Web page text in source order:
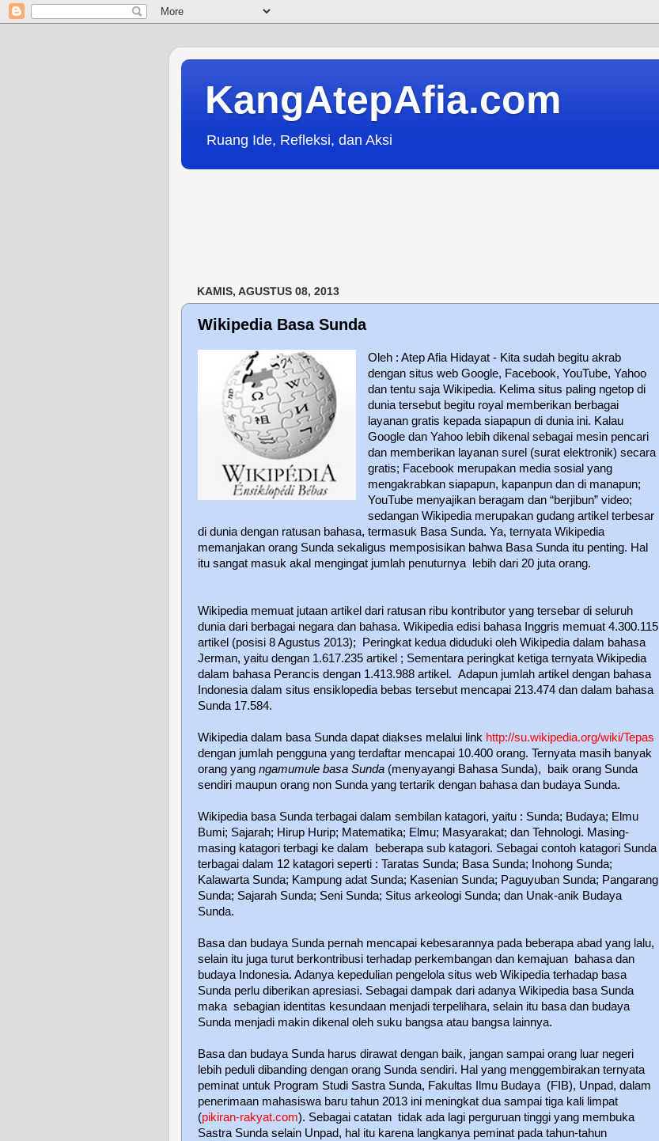
KangAtepAfia.com
Ruang Ide, Refleksi, dan Aksi
KAMIS, AGUSTUS 08, 2013
Wikipedia Basa Sunda
Oleh : Atep Afia Hidayat - Kita sudah begitu akrab
dengan situs web Google, Facebook, YouTube, Yahoo
dan tentu saja Wikipedia. Kelima situs paling ngetop di
dunia tersebut begitu royal memberikan berbagai
layanan gratis kepada siapapun di dunia ini. Kalau
Google dan Yahoo lebih dikenal sebagai mesin pencari
dan memberikan layanan surel (surat elektronik) secara
gratis; Facebook merupakan media sosial yang
mengakrabkan siapapun, kapanpun dan di manapun;
YouTube menyajikan beragam dan “berjibun” video;
sedangan Wikipedia merupakan gudang artikel terbesar
di dunia dengan ratusan bahasa, termasuk Basa Sunda. Ya, ternyata Wikipedia
memanjakan orang Sunda sekaligus memposisikan bahwa Basa Sunda itu penting. Hal
itu sangat masuk akal mengingat jumlah penuturnya lebih dari 20 juta orang.
Wikipedia memuat jutaan artikel dari ratusan ribu kontributor yang tersebar di seluruh
dunia dari berbagai negara dan bahasa. Wikipedia edisi bahasa Inggris memuat 4.300.115
artikel (posisi 8 Agustus 2013);
Peringkat kedua diduduki oleh Wikipedia dalam bahasa
Jerman, yaitu dengan 1.617.235 artikel ; Sementara peringkat ketiga ternyata Wikipedia
dalam bahasa Perancis dengan 1.413.988 artikel. Adapun jumlah artikel dengan bahasa
Indonesia dalam situs ensiklopedia bebas tersebut mencapai 213.474 dan dalam bahasa
Sunda 17.584.
Wikipedia dalam basa Sunda dapat diakses melalui link http://su.wikipedia.org/wiki/Tepas
dengan jumlah pengguna yang terdaftar mencapai 10.400 orang. Ternyata masih banyak
orang yang ngamumule basa Sunda (menyayangi Bahasa Sunda),
baik orang Sunda
sendiri maupun orang non Sunda yang tertarik dengan bahasa dan budaya Sunda.
Wikipedia basa Sunda terbagai dalam sembilan katagori, yaitu : Sunda; Budaya; Elmu
Bumi; Sajarah; Hirup Hurip; Matematika; Elmu; Masyarakat; dan Tehnologi. Masing-
masing katagori terbagi ke dalam
beberapa sub katagori. Sebagai contoh katagori Sunda
terbagai dalam 12 katagori seperti : Taratas Sunda; Basa Sunda; Inohong Sunda;
Kalawarta Sunda; Kampung adat Sunda; Kasenian Sunda; Paguyuban Sunda; Pangarang
Sunda; Sajarah Sunda; Seni Sunda; Situs arkeologi Sunda; dan Unak-anik Budaya
Sunda.
Basa dan budaya Sunda pernah mencapai kebesarannya pada beberapa abad yang lalu,
selain itu juga turut berkontribusi terhadap perkembangan dan kemajuan
bahasa dan
budaya Indonesia. Adanya kepedulian pengelola situs web Wikipedia terhadap basa
Sunda perlu diberikan apresiasi. Sebagai dampak dari adanya Wikipedia basa Sunda
maka sebagian identitas kesundaan menjadi terpelihara, selain itu basa dan budaya
Sunda menjadi makin dikenal oleh suku bangsa atau bangsa lainnya.
Basa dan budaya Sunda harus dirawat dengan baik, jangan sampai orang luar negeri
lebih peduli dibanding dengan orang Sunda sendiri. Hal yang menggembirakan ternyata
peminat untuk Program Studi Sastra Sunda, Fakultas Ilmu Budaya (FIB), Unpad, dalam
penerimaan mahasiswa baru tahun 2013 ini meningkat dua sampai tiga kali limpat
(pikiran-rakyat.com). Sebagai catatan tidak ada lagi perguruan tinggi yang membuka
Sastra Sunda selain Unpad, hal itu karena langkanya peminat pada tahun-tahun